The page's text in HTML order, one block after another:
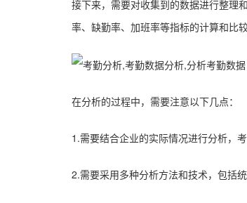
接下来，需要对收集到的数据进行整理
率、缺勤率、加班率等指标的计算和比
在分析的过程中，需要注意以下几点：
1.需要结合企业的实际情况进行分析，
2.需要采用多种分析方法和技术，包括